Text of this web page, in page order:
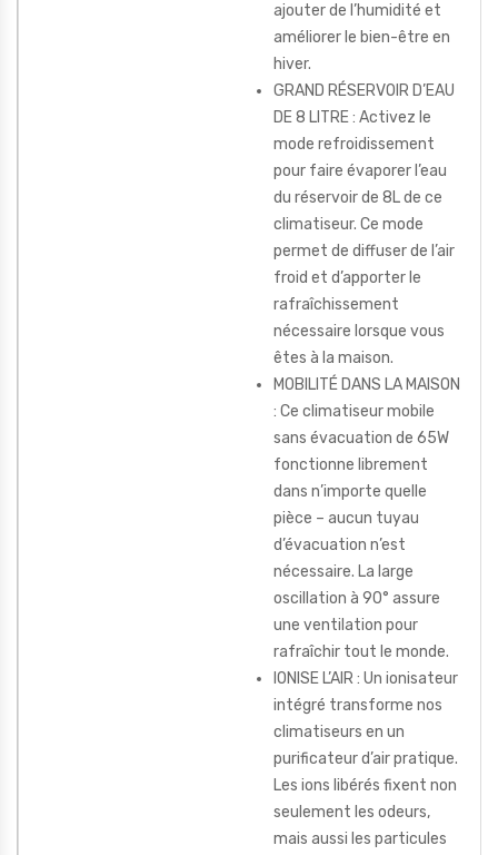
ajouter de l’humidité et
améliorer le bien-être en
hiver.
GRAND RÉSERVOIR D’EAU
DE 8 LITRE : Activez le
mode refroidissement
pour faire évaporer l’eau
du réservoir de 8L de ce
climatiseur. Ce mode
permet de diffuser de l’air
froid et d’apporter le
rafraîchissement
nécessaire lorsque vous
êtes à la maison.
MOBILITÉ DANS LA MAISON
: Ce climatiseur mobile
sans évacuation de 65W
fonctionne librement
dans n’importe quelle
pièce – aucun tuyau
d’évacuation n’est
nécessaire. La large
oscillation à 90° assure
une ventilation pour
rafraîchir tout le monde.
IONISE L’AIR : Un ionisateur
intégré transforme nos
climatiseurs en un
purificateur d’air pratique.
Les ions libérés fixent non
seulement les odeurs,
mais aussi les particules